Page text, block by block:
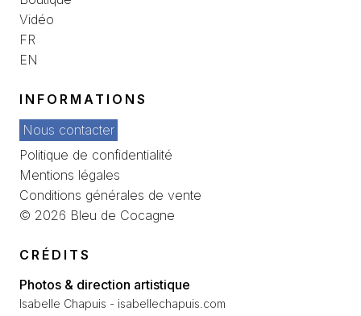
Vidéo
FR
EN
INFORMATIONS
Nous contacter
Politique de confidentialité
Mentions légales
Conditions générales de vente
© 2026 Bleu de Cocagne
CRÉDITS
Photos & direction artistique
Isabelle Chapuis - isabellechapuis.com